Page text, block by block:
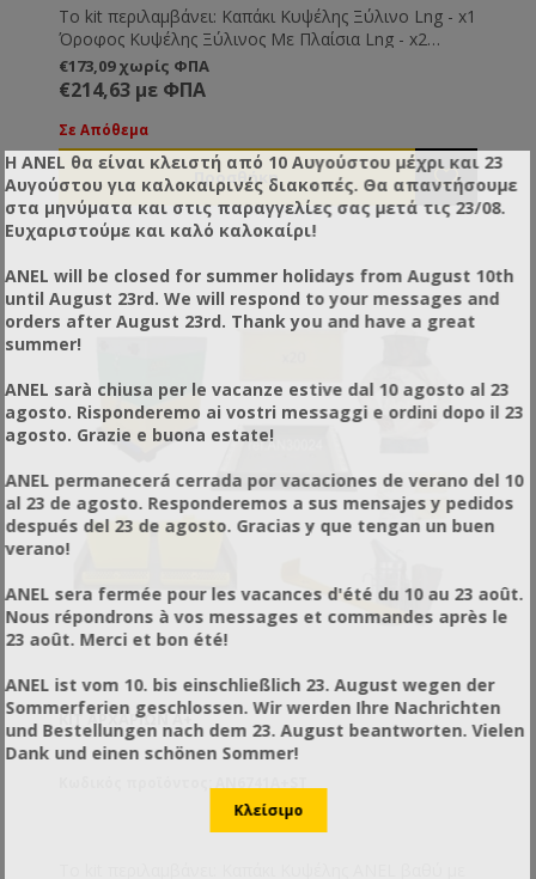
To kit περιλαμβάνει: Καπάκι Κυψέλης Ξύλινο Lng - x1
Όροφος Κυψέλης Ξύλινος Με Πλαίσια Lng - x2
Πάτος Κυψέλης Κινητός ANEL Lng Κλασικός
(συμπεριλαμβάνονται 1 set πόρτες) -x1 Συνδετήρες
Ρυθμιζόμενοι Ενισχυμένοι -x4 Συνδετήρες
Ρυθμιζόμενοι Ενισχυμένοι Κοντοί -x2 Πλαίσιο
Ξύλινο Συρματωμένο 9 1/8'' Lng - x20 Κηρήθρες
Χυτές Μ (Συσκ. 100 φύλλων) τιμή φύλλου - x20
Τροφοδότης Οροφής Πλήρης κάλυψης Eco 7,5 kg
Lng Dnt ANEL -x1 Γυρεοσυλλέκτης Πάτου ANEL (Set
Αναβάθμισης) -x1 Μάσκα Μπουφάν Pro Μεσαία
Τσέπη L -x1 Γάντια Μελισσοκομίας Μαλακά Κίτρινα L
-x1 Ξέστρο τύπου Αμερικής Eco Κίτρινο -x1
Καπνιστήρι Γαλβανιζέ με Προστατευτική Σίτα -x1 Τα
πλαίσια είναι έτοιμα συρματωμένα με περασμένο το
φύλλο κηρήθρας. Οι συνδετήρες είναι εφαρμοσμένοι
στην κυψέλη.
€173,09 χωρίς ΦΠΑ
€214,63 με ΦΠΑ
Σε Απόθεμα
ΚΙΤ ΑΡΧΑΡΊΩΝ Α+
Η ANEL θα είναι κλειστή από 10 Αυγούστου μέχρι και 23
Αυγούστου για καλοκαιρινές διακοπές. Θα απαντήσουμε
στα μηνύματα και στις παραγγελίες σας μετά τις 23/08.
Ευχαριστούμε και καλό καλοκαίρι!
ANEL will be closed for summer holidays from August 10th
until August 23rd. We will respond to your messages and
orders after August 23rd. Thank you and have a great
summer!
ANEL sarà chiusa per le vacanze estive dal 10 agosto al 23
agosto. Risponderemo ai vostri messaggi e ordini dopo il 23
agosto. Grazie e buona estate!
ANEL permanecerá cerrada por vacaciones de verano del 10
al 23 de agosto. Responderemos a sus mensajes y pedidos
después del 23 de agosto. Gracias y que tengan un buen
verano!
ANEL sera fermée pour les vacances d'été du 10 au 23 août.
Nous répondrons à vos messages et commandes après le
23 août. Merci et bon été!
ANEL ist vom 10. bis einschließlich 23. August wegen der
Sommerferien geschlossen. Wir werden Ihre Nachrichten
und Bestellungen nach dem 23. August beantworten. Vielen
Dank und einen schönen Sommer!